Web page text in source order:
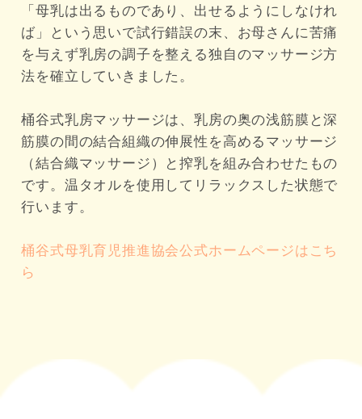
「母乳は出るものであり、出せるようにしなけれ
ば」という思いで試行錯誤の末、お母さんに苦痛
を与えず乳房の調子を整える独自のマッサージ方
法を確立していきました。
桶谷式乳房マッサージは、乳房の奥の浅筋膜と深
筋膜の間の結合組織の伸展性を高めるマッサージ
（結合織マッサージ）と搾乳を組み合わせたもの
です。温タオルを使用してリラックスした状態で
行います。
桶谷式母乳育児推進協会公式ホームページはこち
ら